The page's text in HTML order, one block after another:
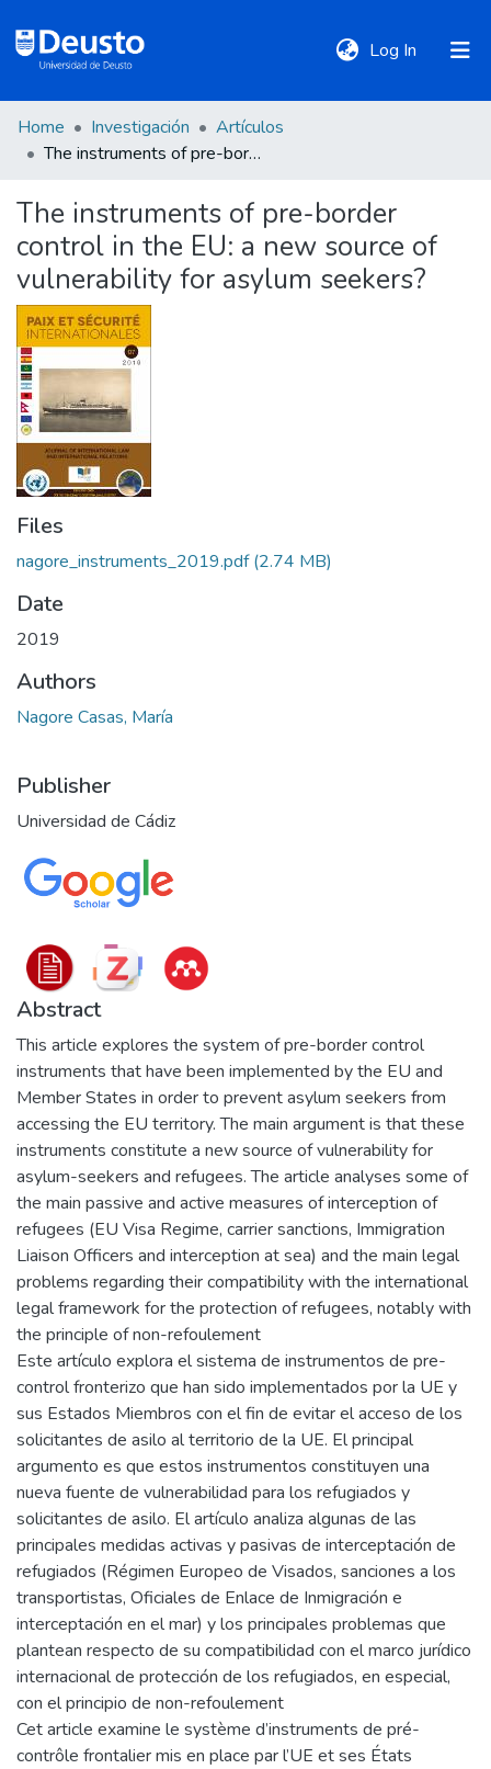
Log In (current)
DeustoTeka
Communities
&
Collections
All of DSpace
Statistics
Policies
Home Investigación
Artículos
The instruments of pre-border control in the EU: a new source of vulnerability for asylum seekers?
The instruments of pre-border
control in the EU: a new source of
vulnerability for asylum seekers?
Files
nagore_instruments_2019.pdf(2.74 MB)
Date
2019
Authors
Nagore Casas, María
Publisher
Universidad de Cádiz
Abstract
This article explores the system of pre-border control
instruments that have been implemented by the EU and
Member States in order to prevent asylum seekers from
accessing the EU territory. The main argument is that these
instruments constitute a new source of vulnerability for
asylum-seekers and refugees. The article analyses some of
the main passive and active measures of interception of
refugees (EU Visa Regime, carrier sanctions, Immigration
Liaison Officers and interception at sea) and the main legal
problems regarding their compatibility with the international
legal framework for the protection of refugees, notably with
the principle of non-refoulement
Este artículo explora el sistema de instrumentos de pre-
control fronterizo que han sido implementados por la UE y
sus Estados Miembros con el fin de evitar el acceso de los
solicitantes de asilo al territorio de la UE. El principal
argumento es que estos instrumentos constituyen una
nueva fuente de vulnerabilidad para los refugiados y
solicitantes de asilo. El artículo analiza algunas de las
principales medidas activas y pasivas de interceptación de
refugiados (Régimen Europeo de Visados, sanciones a los
transportistas, Oficiales de Enlace de Inmigración e
interceptación en el mar) y los principales problemas que
plantean respecto de su compatibilidad con el marco jurídico
internacional de protección de los refugiados, en especial,
con el principio de non-refoulement
Cet article examine le système d’instruments de pré-
contrôle frontalier mis en place par l’UE et ses États